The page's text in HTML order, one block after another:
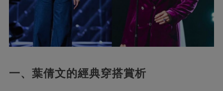
一、葉倩文的經典穿搭賞析